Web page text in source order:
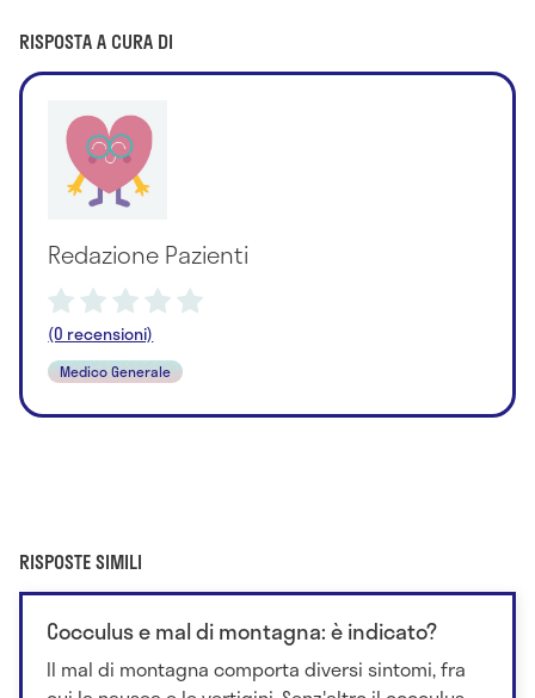
RISPOSTA A CURA DI
Redazione Pazienti
(0 recensioni)
Medico Generale
RISPOSTE SIMILI
Cocculus e mal di montagna: è indicato?
Il mal di montagna comporta diversi sintomi, fra